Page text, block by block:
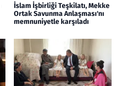
İslam İşbirliği Teşkilatı, Mekke
Ortak Savunma Anlaşması'nı
memnuniyetle karşıladı